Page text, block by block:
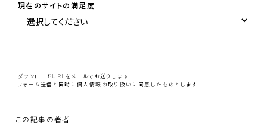
現在のサイトの満足度
ー
ル
の
ダウンロードURLをメールでお送りします
フォーム送信と同時に 個人情報の取り扱い に同意したものとします